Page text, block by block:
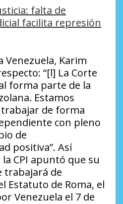
falta de
facilita represión
Venezuela, Karim
“[l] La Corte
forma parte de la
Estamos
de forma
con pleno
de
positiva”. Así
CPI apuntó que su
trabajará de
Estatuto de Roma, el
Venezuela el 7 de